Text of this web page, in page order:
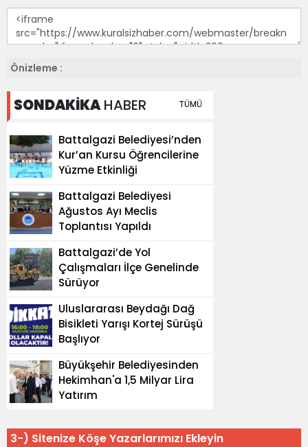
Önizleme :
3-) Sitenize Köşe Yazarlarımızı Ekleyin